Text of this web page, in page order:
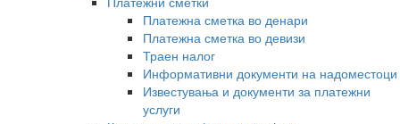
Платежна сметка во денари
Платежна сметка во девизи
Траен налог
Информативни документи на надоместоци
Известувања и документи за платежни
услуги